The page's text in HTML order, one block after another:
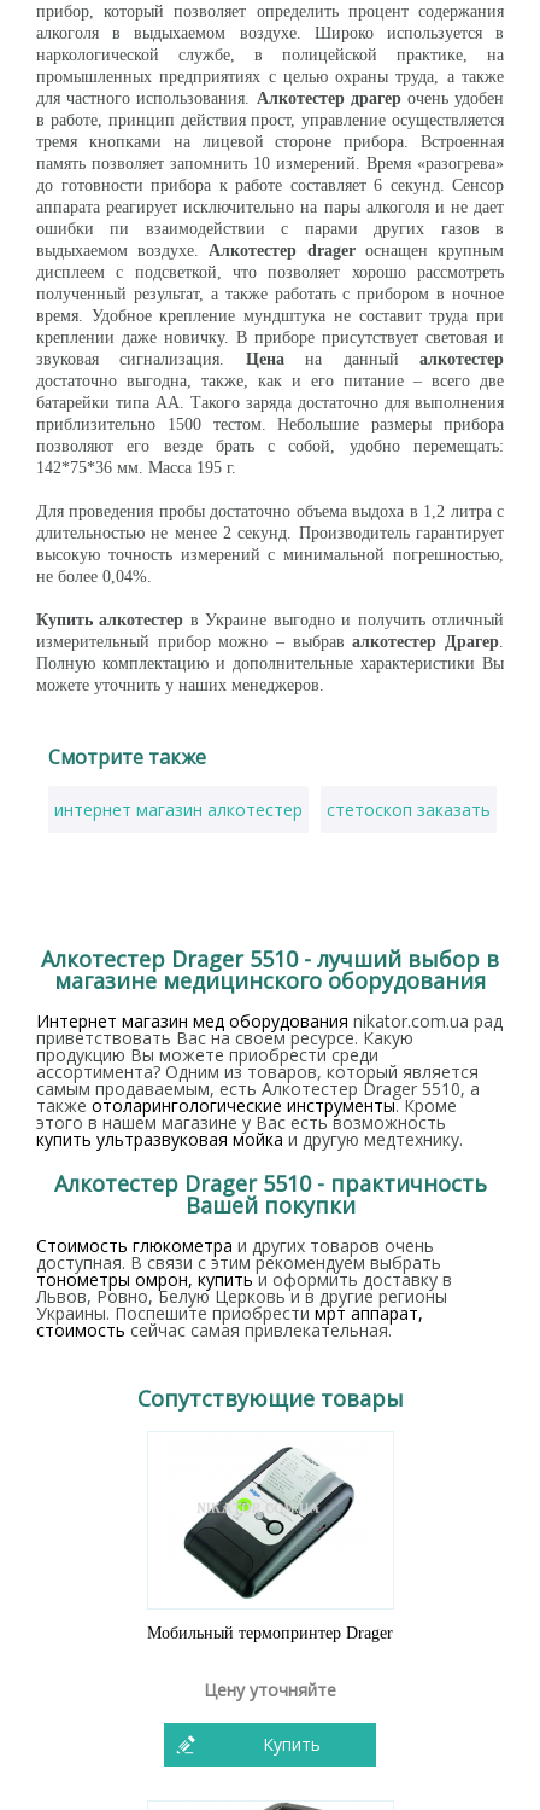
прибор, который позволяет определить процент содержания
алкоголя в выдыхаемом воздухе. Широко используется в
наркологической службе, в полицейской практике, на
промышленных предприятиях с целью охраны труда, а также
для частного использования. Алкотестер драгерочень удобен
в работе, принцип действия прост, управление осуществляется
тремя кнопками на лицевой стороне прибора. Встроенная
память позволяет запомнить 10 измерений. Время «разогрева»
до готовности прибора к работе составляет 6 секунд. Сенсор
аппарата реагирует исключительно на пары алкоголя и не дает
ошибки пи взаимодействии с парами других газов в
выдыхаемом воздухе.Алкотестер dragerоснащен крупным
дисплеем с подсветкой, что позволяет хорошо рассмотреть
полученный результат, а также работать с прибором в ночное
время. Удобное крепление мундштука не составит труда при
креплении даже новичку. В приборе присутствует световая и
звуковая сигнализация. Ценана данныйалкотестер
достаточно выгодна, также, как и его питание – всего две
батарейки типа АА. Такого заряда достаточно для выполнения
приблизительно 1500 тестом. Небольшие размеры прибора
позволяют его везде брать с собой, удобно перемещать:
142*75*36 мм. Масса 195 г.
Для проведения пробы достаточно объема выдоха в 1,2 литра с
длительностью не менее 2 секунд. Производитель гарантирует
высокую точность измерений с минимальной погрешностью,
не более 0,04%.
Купить алкотестер в Украине выгодно и получить отличный
измерительный прибор можно – выбравалкотестер Драгер.
Полную комплектацию и дополнительные характеристики Вы
можете уточнить у наших менеджеров.
Смотрите также
интернет магазин алкотестер стетоскоп заказать
Алкотестер Drager 5510 - лучший выбор в
магазине медицинского оборудования
Интернет магазин мед оборудования nikator.com.ua рад
приветствовать Вас на своем ресурсе. Какую
продукцию Вы можете приобрести среди
ассортимента? Одним из товаров, который является
самым продаваемым, есть Алкотестер Drager 5510, а
также отоларингологические инструменты. Кроме
этого в нашем магазине у Вас есть возможность
купить ультразвуковая мойка и другую медтехнику.
Алкотестер Drager 5510 - практичность
Вашей покупки
Стоимость глюкометра и других товаров очень
доступная. В связи с этим рекомендуем выбрать
тонометры омрон, купитьи оформить доставку в
Львов, Ровно, Белую Церковь и в другие регионы
Украины. Поспешите приобрести мрт аппарат,
стоимость сейчас самая привлекательная.
Сопутствующие товары
Мобильный термопринтер Drager
Цену уточняйте
Купить